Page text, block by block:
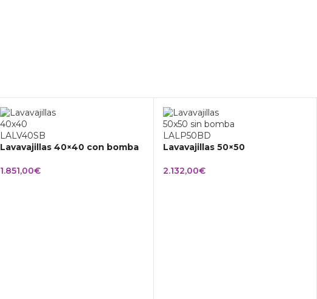
Lavavajillas 40×40 con bomba
1.851,00€
Lavavajillas 50×50
2.132,00€